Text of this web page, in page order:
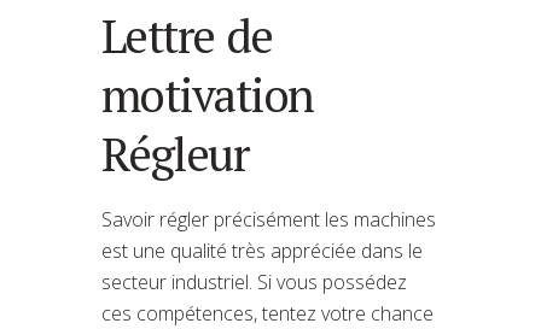
Lettre de
motivation
Régleur
Savoir régler précisément les machines
est une qualité très appréciée dans le
secteur industriel. Si vous possédez
ces compétences, tentez votre chance